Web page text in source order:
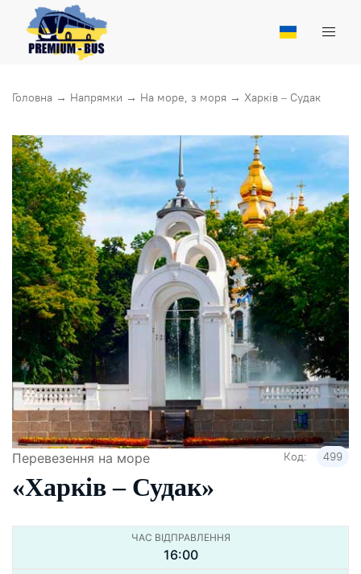
Головна → Напрямки → На море, з моря → Харкiв – Судак
Перевезення на море Код: 499
«Харкiв – Судак»
ЧАС ВІДПРАВЛЕННЯ
16:00